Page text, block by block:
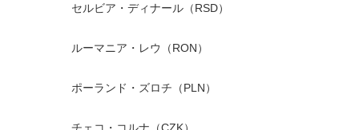
セルビア・ディナール（RSD）
ルーマニア・レウ（RON）
ポーランド・ズロチ（PLN）
チェコ・コルナ（CZK）